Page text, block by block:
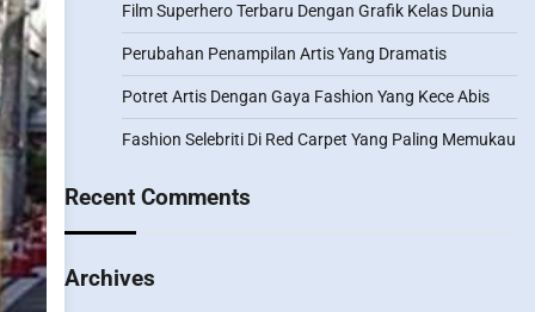
Film Superhero Terbaru Dengan Grafik Kelas Dunia
Perubahan Penampilan Artis Yang Dramatis
Potret Artis Dengan Gaya Fashion Yang Kece Abis
Fashion Selebriti Di Red Carpet Yang Paling Memukau
Recent Comments
Archives